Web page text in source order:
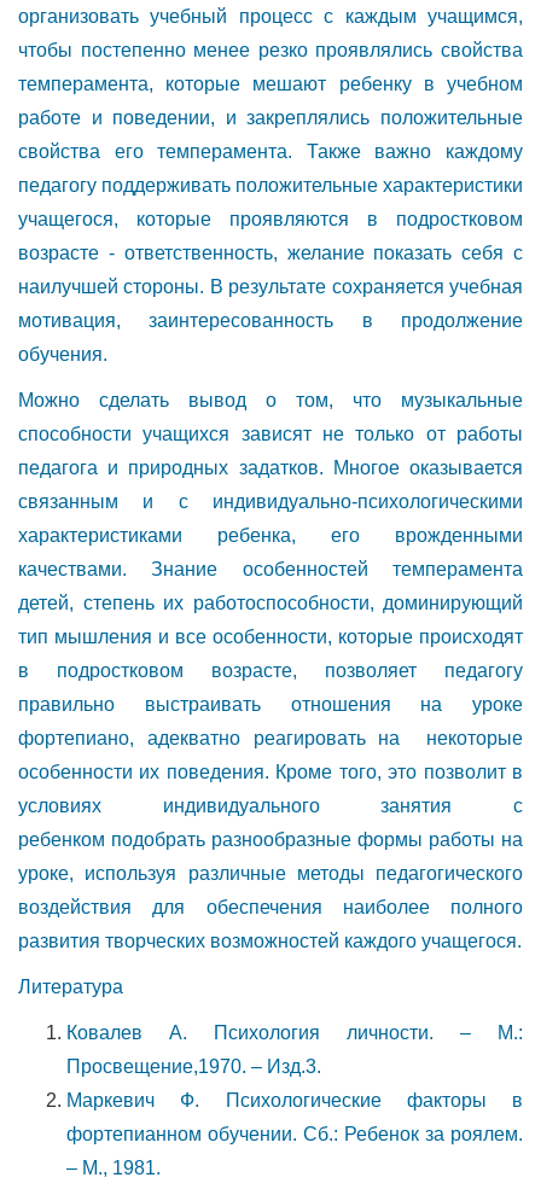
организовать учебный процесс с каждым учащимся,
чтобы постепенно менее резко проявлялись свойства
темперамента, которые мешают ребенку в учебном
работе и поведении, и закреплялись положительные
свойства его темперамента. Также важно каждому
педагогу поддерживать положительные характеристики
учащегося, которые проявляются в подростковом
возрасте - ответственность, желание показать себя с
наилучшей стороны. В результате сохраняется учебная
мотивация, заинтересованность в продолжение
обучения.
Можно сделать вывод о том, что музыкальные
способности учащихся зависят не только от работы
педагога и природных задатков. Многое оказывается
связанным и с индивидуально-психологическими
характеристиками ребенка, его врожденными
качествами. Знание особенностей темперамента
детей, степень их работоспособности, доминирующий
тип мышления и все особенности, которые происходят
в подростковом возрасте, позволяет педагогу
правильно выстраивать отношения на уроке
фортепиано, адекватно реагировать на некоторые
особенности их поведения. Кроме того, это позволит в
условиях индивидуального занятия с
ребенком подобрать разнообразные формы работы на
уроке, используя различные методы педагогического
воздействия для обеспечения наиболее полного
развития творческих возможностей каждого учащегося.
Литература
Ковалев А. Психология личности. – М.:
Просвещение,1970. – Изд.3.
Маркевич Ф. Психологические факторы в
фортепианном обучении. Сб.: Ребенок за роялем.
– М., 1981.